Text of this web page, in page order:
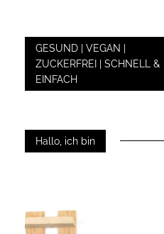
GESUND | VEGAN |
ZUCKERFREI | SCHNELL &
EINFACH
Hallo, ich bin